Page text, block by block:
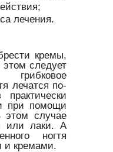
лечения.
кремы,
следует
лечатся по-
при помощи
случае
или лаки. А
ногтя
и кремами.